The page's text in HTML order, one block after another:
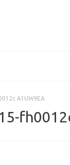
A1UW9EA